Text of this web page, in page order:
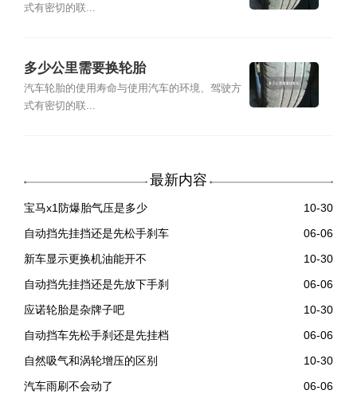
式有密切的联...
多少公里需要换轮胎
汽车轮胎的使用寿命与使用汽车的环境、驾驶方
式有密切的联...
最新内容
宝马x1防爆胎气压是多少
10-30
自动挡先挂挡还是先松手刹车
06-06
新车显示更换机油能开不
10-30
自动挡先挂挡还是先放下手刹
06-06
应诺轮胎是杂牌子吧
10-30
自动挡车先松手刹还是先挂档
06-06
自然吸气和涡轮增压的区别
10-30
汽车雨刷不会动了
06-06